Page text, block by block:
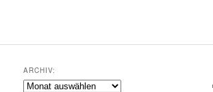
ARCHIV:
Archiv: